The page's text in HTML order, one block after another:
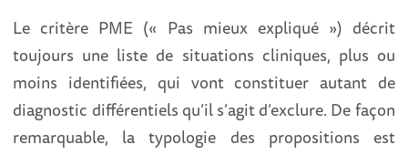
Le critère PME (« Pas mieux expliqué ») décrit
toujours une liste de situations cliniques, plus ou
moins identifiées, qui vont constituer autant de
diagnostic différentiels qu’il s’agit d’exclure. De façon
remarquable, la typologie des propositions est